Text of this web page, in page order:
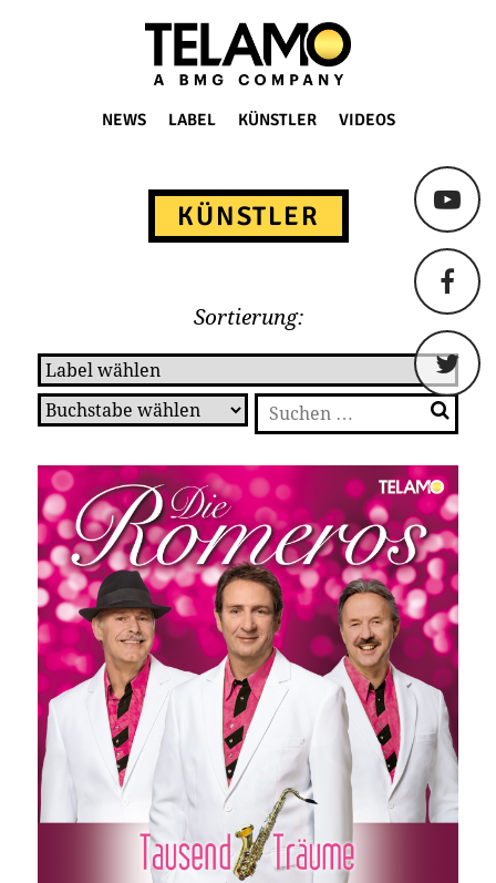
TELAMO
NEWS LABEL KÜNSTLER VIDEOS
KÜNSTLER
Sortierung:
Suchen
nach: